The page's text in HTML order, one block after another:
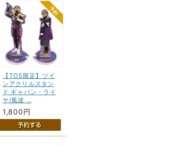
【TOS限定】ツイ
ンアクリルスタン
ド ギャバン・ライ
ヤ/風波 …
1,800円